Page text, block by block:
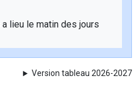
a lieu le matin des jours
Version tableau 2026-2027